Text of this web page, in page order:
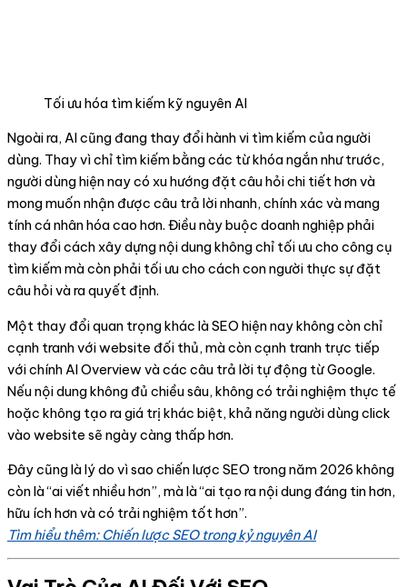
Tối ưu hóa tìm kiếm kỹ nguyên AI
Ngoài ra, AI cũng đang thay đổi hành vi tìm kiếm của người
dùng. Thay vì chỉ tìm kiếm bằng các từ khóa ngắn như trước,
người dùng hiện nay có xu hướng đặt câu hỏi chi tiết hơn và
mong muốn nhận được câu trả lời nhanh, chính xác và mang
tính cá nhân hóa cao hơn. Điều này buộc doanh nghiệp phải
thay đổi cách xây dựng nội dung không chỉ tối ưu cho công cụ
tìm kiếm mà còn phải tối ưu cho cách con người thực sự đặt
câu hỏi và ra quyết định.
Một thay đổi quan trọng khác là SEO hiện nay không còn chỉ
cạnh tranh với website đối thủ, mà còn cạnh tranh trực tiếp
với chính AI Overview và các câu trả lời tự động từ Google.
Nếu nội dung không đủ chiều sâu, không có trải nghiệm thực tế
hoặc không tạo ra giá trị khác biệt, khả năng người dùng click
vào website sẽ ngày càng thấp hơn.
Đây cũng là lý do vì sao chiến lược SEO trong năm 2026 không
còn là “ai viết nhiều hơn”, mà là “ai tạo ra nội dung đáng tin hơn,
hữu ích hơn và có trải nghiệm tốt hơn”.
Tìm hiểu thêm: Chiến lược SEO trong kỷ nguyên AI